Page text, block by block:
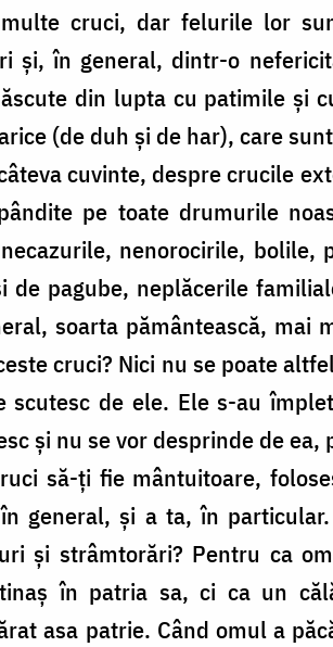
cruci, dar felurile lor
și, în general, dintr-o
din lupta cu patimile și
(de duh și de har), care
cuvinte, despre crucile
pe toate drumurile
nenorocirile,
de pagube, neplăcerile
soarta pământească, mai
cruci? Nici nu se poate
scutesc de ele. Ele s-au
și nu se vor desprinde de ea,
să-ți fie mântuitoare,
general, și a ta, în
și strâmtorări? Pentru ca
în patria sa, ci ca un
asa patrie. Când omul a